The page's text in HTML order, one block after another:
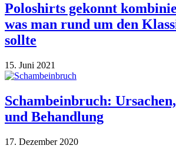
Poloshirts gekonnt
was man rund um den
sollte
15. Juni 2021
Schambeinbruch:
und Behandlung
17. Dezember 2020